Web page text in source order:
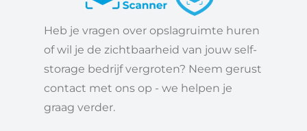
Heb je vragen over opslagruimte huren
of wil je de zichtbaarheid van jouw self-
storage bedrijf vergroten? Neem gerust
contact met ons op - we helpen je
graag verder.